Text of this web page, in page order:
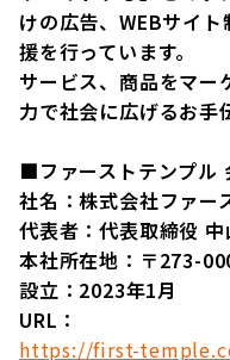
けの広告、WEBサイ
援を行っています。
サービス、商品をマー
力で社会に広げるお手
■ファーストテンプル
社名：株式会社ファー
代表者：代表取締役
本社所在地：〒273-
設立：2023年1月
URL：
https://first-